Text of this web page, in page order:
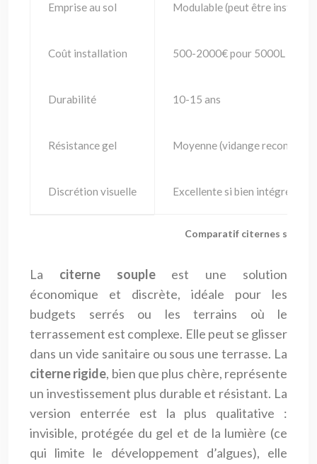
Comparatif citernes
Emprise au sol Modulable (peut être installée
Coût installation 500-2000€ pour 5000L
Durabilité 10-15 ans
Résistance gel Moyenne (vidange
Discrétion visuelle Excellente si bien intégrée
La citerne soupleest une solution
économique et discrète, idéale pour les
budgets serrés ou les terrains où le
terrassement est complexe. Elle peut se glisser
dans un vide sanitaire ou sous une terrasse. La
citerne rigide, bien que plus chère, représente
un investissement plus durable et résistant. La
version enterrée est la plus qualitative :
invisible, protégée du gel et de la lumière (ce
qui limite le développement d’algues), elle